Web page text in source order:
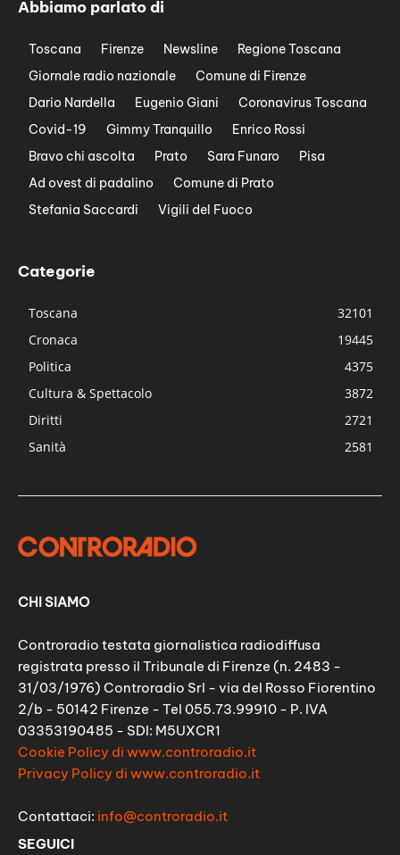
Abbiamo parlato di
Toscana Firenze Newsline
Regione Toscana
Giornale radio nazionale
Comune di Firenze
Dario Nardella
Eugenio Giani
Coronavirus Toscana
Covid-19
Gimmy Tranquillo
Enrico Rossi
Bravo chi ascolta
Prato Sara Funaro
Pisa
Ad ovest di padalino
Comune di Prato
Stefania Saccardi
Vigili del Fuoco
Categorie
Toscana
32101
Cronaca
19445
Politica
4375
Cultura & Spettacolo
3872
Diritti
2721
Sanità
2581
CHI SIAMO
Controradio testata giornalistica radiodiffusa
registrata presso il Tribunale di Firenze (n. 2483 -
31/03/1976) Controradio Srl - via del Rosso Fiorentino
2/b - 50142 Firenze - Tel 055.73.99910 - P. IVA
03353190485 - SDI: M5UXCR1
Cookie Policy di www.controradio.it
Privacy Policy di www.controradio.it
Contattaci: info@controradio.it
SEGUICI